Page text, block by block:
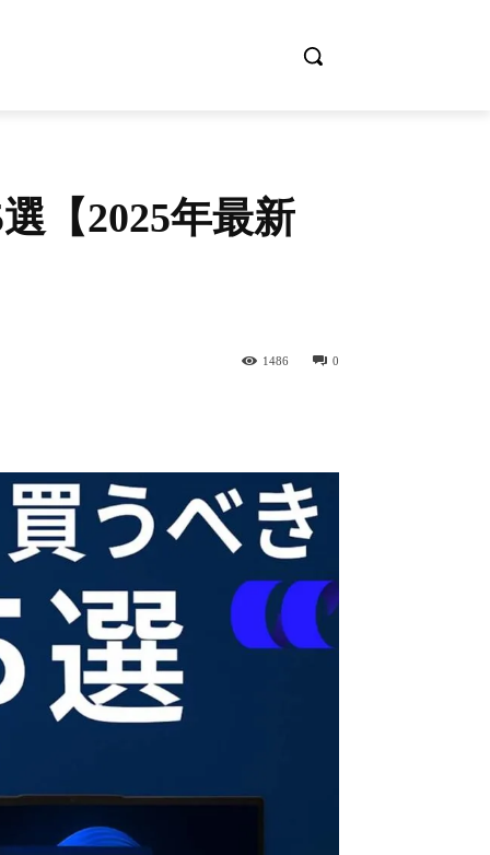
【2025年最新
0
1486